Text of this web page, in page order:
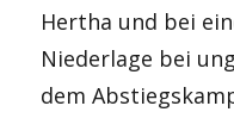
Hertha und bei
Niederlage bei
dem